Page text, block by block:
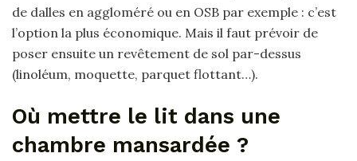
de dalles en aggloméré ou en OSB par exemple : c’est
l’option la plus économique. Mais il faut prévoir de
poser ensuite un revêtement de sol par-dessus
(linoléum, moquette, parquet flottant…).
Où mettre le lit dans une
chambre mansardée ?